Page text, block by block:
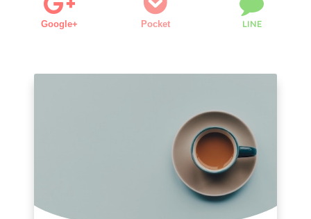
Google+ Pocket LINE